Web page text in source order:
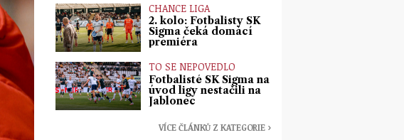
CHANCE LIGA
2. kolo: Fotbalisty SK
Sigma čeká domácí
premiéra
TO SE NEPOVEDLO
Fotbalisté SK Sigma na
úvod ligy nestačili na
Jablonec
VÍCE ČLÁNKŮ Z KATEGORIE ›